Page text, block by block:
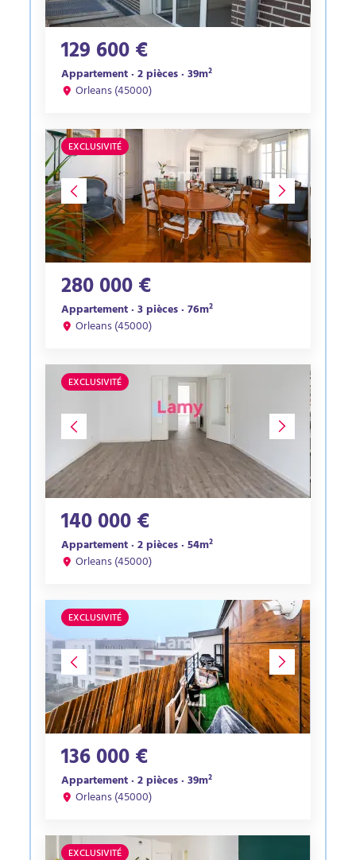
129 600 €
Appartement · 2 pièces · 39m²
Orleans (45000)
EXCLUSIVITÉ
280 000 €
Appartement · 3 pièces · 76m²
Orleans (45000)
EXCLUSIVITÉ
140 000 €
Appartement · 2 pièces · 54m²
Orleans (45000)
EXCLUSIVITÉ
136 000 €
Appartement · 2 pièces · 39m²
Orleans (45000)
EXCLUSIVITÉ